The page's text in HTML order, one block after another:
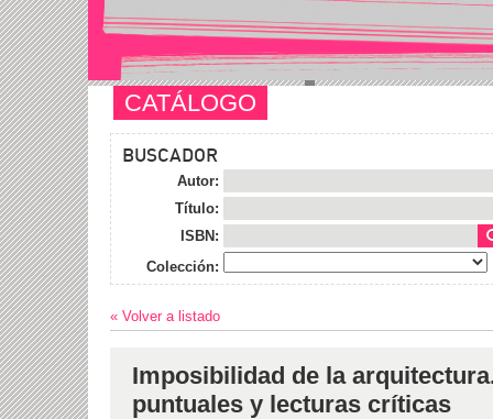
CATÁLOGO
BUSCADOR
Autor:
Título:
ISBN:
Colección:
« Volver a listado
Imposibilidad de la
puntuales y lecturas críticas